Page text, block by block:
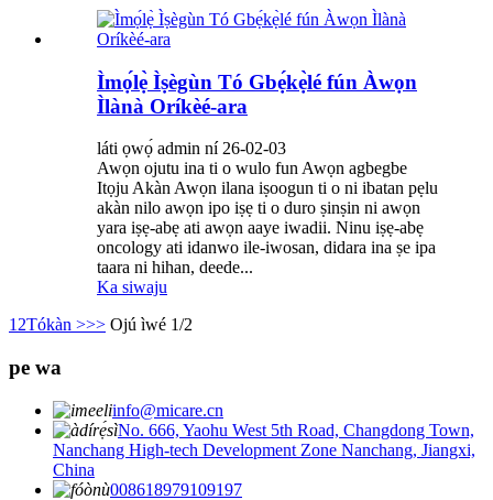
Ìmọ́lẹ̀ Ìṣègùn Tó Gbẹ́kẹ̀lé fún Àwọn
Ìlànà Oríkèé-ara
láti ọwọ́ admin ní 26-02-03
Awọn ojutu ina ti o wulo fun Awọn agbegbe
Itọju Akàn Awọn ilana iṣoogun ti o ni ibatan pẹlu
akàn nilo awọn ipo iṣẹ ti o duro ṣinṣin ni awọn
yara iṣẹ-abẹ ati awọn aaye iwadii. Ninu iṣẹ-abẹ
oncology ati idanwo ile-iwosan, didara ina ṣe ipa
taara ni hihan, deede...
Ka siwaju
12Tókàn >>> Ojú ìwé 1/2
pe wa
info@micare.cn
No. 666, Yaohu West 5th Road, Changdong Town,
Nanchang High-tech Development Zone Nanchang, Jiangxi,
China
008618979109197